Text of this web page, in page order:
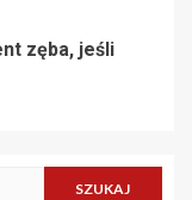
zęba, jeśli